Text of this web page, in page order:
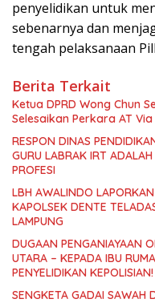
penyelidikan untuk
sebenarnya dan
tengah pelaksanaan
Berita Terkait
Ketua DPRD Wong Chun
Selesaikan Perkara AT
RESPON DINAS
GURU LABRAK IRT
PROFESI
LBH AWALINDO
KAPOLSEK DENTE
LAMPUNG
DUGAAN PENGANIAYAAN
UTARA – KEPADA IBU
PENYELIDIKAN KEPOLISIAN!
SENGKETA GADAI SAWAH